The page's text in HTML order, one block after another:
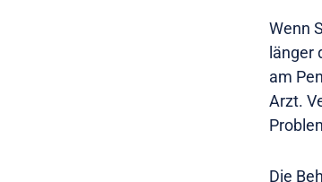
Wenn
länger
am
Arzt.
Die